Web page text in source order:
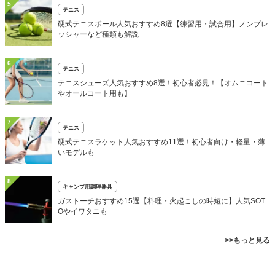
5
テニス
硬式テニスボール人気おすすめ8選【練習用・試合用】ノンプレ
ッシャーなど種類も解説
6
テニス
テニスシューズ人気おすすめ8選！初心者必見！【オムニコート
やオールコート用も】
7
テニス
硬式テニスラケット人気おすすめ11選！初心者向け・軽量・薄
いモデルも
8
キャンプ用調理器具
ガストーチおすすめ15選【料理・火起こしの時短に】人気SOT
Oやイワタニも
>>もっと見る